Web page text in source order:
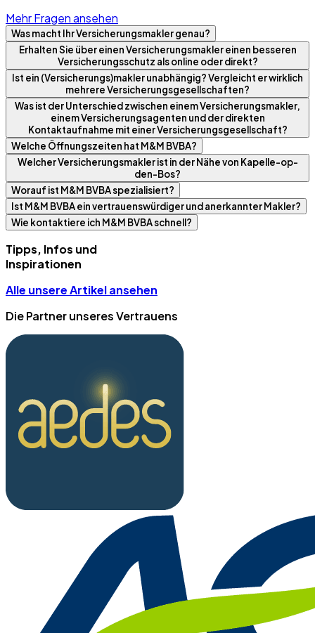
Mehr Fragen ansehen
Was macht Ihr Versicherungsmakler genau?
Erhalten Sie über einen Versicherungsmakler einen besseren
Versicherungsschutz als online oder direkt?
Ist ein (Versicherungs)makler unabhängig? Vergleicht er wirklich
mehrere Versicherungsgesellschaften?
Was ist der Unterschied zwischen einem Versicherungsmakler,
einem Versicherungsagenten und der direkten
Kontaktaufnahme mit einer Versicherungsgesellschaft?
Welche Öffnungszeiten hat M&M BVBA?
Welcher Versicherungsmakler ist in der Nähe von Kapelle-op-
den-Bos?
Worauf ist M&M BVBA spezialisiert?
Ist M&M BVBA ein vertrauenswürdiger und anerkannter Makler?
Wie kontaktiere ich M&M BVBA schnell?
Tipps, Infos und
Inspirationen
Alle unsere Artikel ansehen
Die Partner unseres Vertrauens